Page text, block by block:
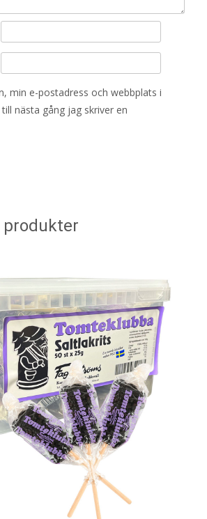
min e-postadress och webbplats i
nästa gång jag skriver en
produkter